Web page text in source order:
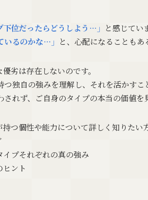
位だったらどうしよう…」 と感じてい
いるのかな…」 と、心配になることもあ
劣は存在しないのです。
独自の強みを理解し、それを活かすこ
れず、ご自身のタイプの本当の価値を
つ個性や能力について詳しく知りたい
プそれぞれの真の強み
ント